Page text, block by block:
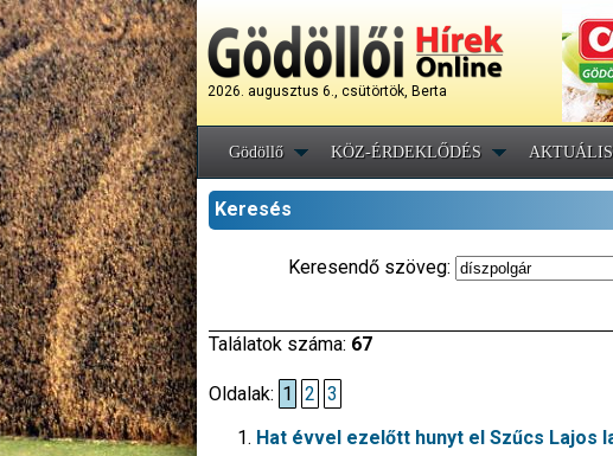
2026. augusztus 6., csütörtök, Berta
Gödöllő KÖZ-ÉRDEKLŐDÉS AKTUÁLIS
Keresés
Keresendő szöveg:
Találatok száma: 67
Oldalak: 1 2 3
Hat évvel ezelőtt hunyt el Szűcs Lajos